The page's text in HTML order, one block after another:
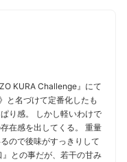
KURA Challenge』にて
と名づけて定番化したも
り感。 しかし軽いわけで
在感を出してくる。 重量
ので後味がすっきりして
との事だが、若干の甘み